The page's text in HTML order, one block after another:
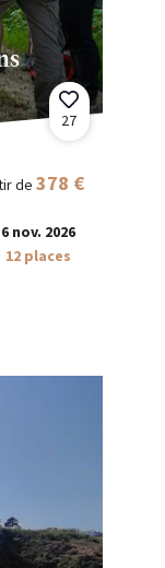
27
de 378 €
6 nov. 2026
12 places